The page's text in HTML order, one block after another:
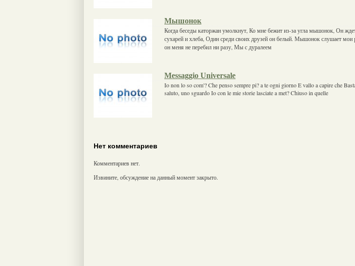
Мышонок
Когда беседы каторжан умолкнут, Ко мне бежит из-за угла мышонок, Он
сухарей и хлеба, Один среди своих друзей он белый. Мышонок слушает мои
он меня не перебил ни разу, Мы с дуралеем
Messaggio Universale
Io non lo so com'? Che penso sempre pi? a te ogni giorno E vallo a capire che
saluto, uno sguardo Io con le mie storie lasciate a met? Chiuso in quelle
Нет комментариев
Комментариев нет.
Извините, обсуждение на данный момент закрыто.